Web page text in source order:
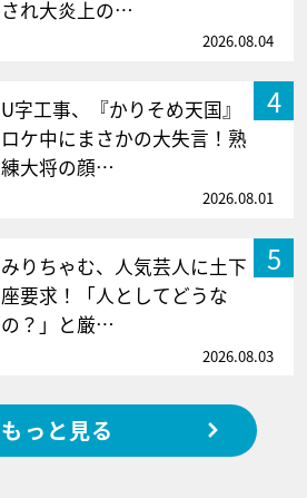
され大炎上の…
2026.08.04
4
U字工事、『かりそめ天国』
ロケ中にまさかの大失言！熟
練大将の顔…
2026.08.01
5
みりちゃむ、人気芸人に土下
座要求！「人としてどうな
の？」と厳…
2026.08.03
もっと見る